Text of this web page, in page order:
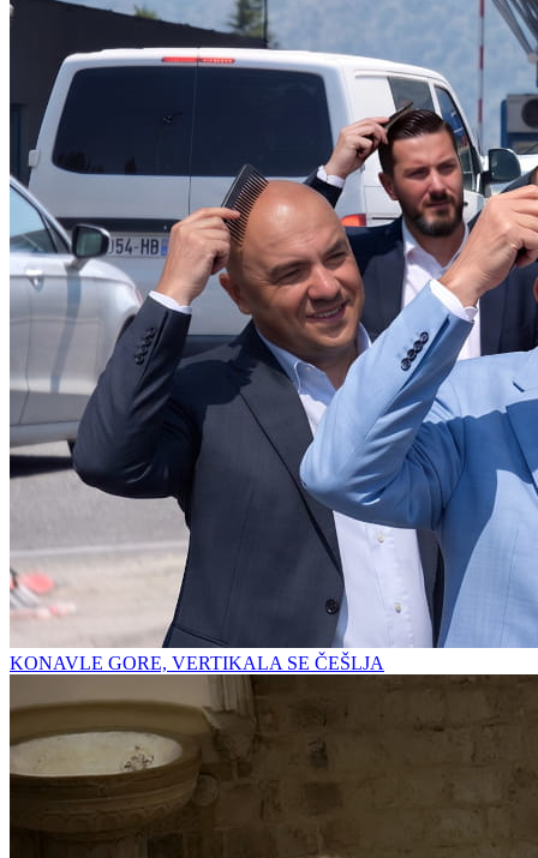
KONAVLE GORE, VERTIKALA SE ČEŠLJA